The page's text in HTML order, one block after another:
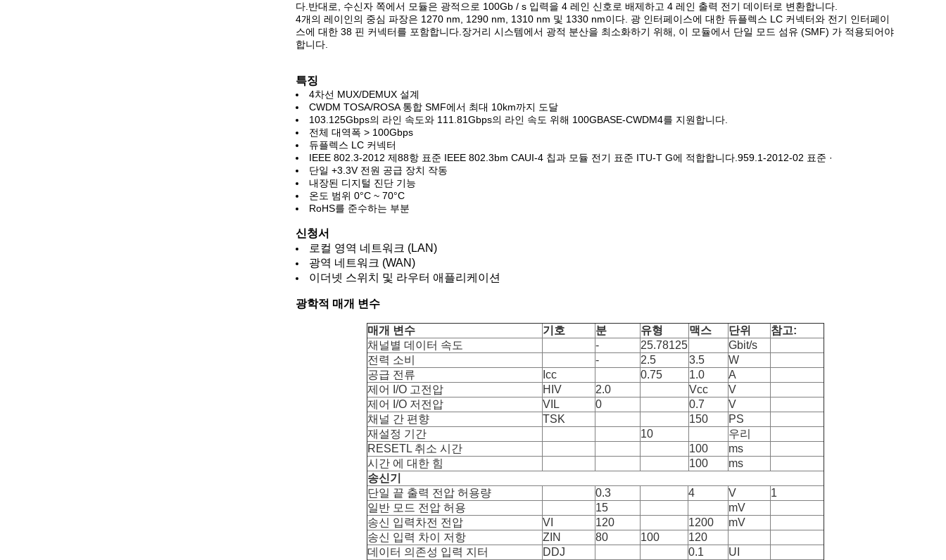
다.반대로, 수신자 쪽에서 모듈은 광적으로 100Gb / s 입력을 4 레인 신호로 배제하고 4 레인 출력 전기 데이터로 변환합니다.
4개의 레이인의 중심 파장은 1270 nm, 1290 nm, 1310 nm 및 1330 nm이다. 광 인터페이스에 대한 듀플렉스 LC 커넥터와 전기 인터페이
스에 대한 38 핀 커넥터를 포함합니다.장거리 시스템에서 광적 분산을 최소화하기 위해, 이 모듈에서 단일 모드 섬유 (SMF) 가 적용되어야
합니다.
특징
4차선 MUX/DEMUX 설계
CWDM TOSA/ROSA 통합 SMF에서 최대 10km까지 도달
103.125Gbps의 라인 속도와 111.81Gbps의 라인 속도 위해 100GBASE-CWDM4를 지원합니다.
전체 대역폭 > 100Gbps
듀플렉스 LC 커넥터
IEEE 802.3-2012 제88항 표준 IEEE 802.3bm CAUI-4 칩과 모듈 전기 표준 ITU-T G에 적합합니다.959.1-2012-02 표준 ·
단일 +3.3V 전원 공급 장치 작동
내장된 디지털 진단 기능
온도 범위 0°C ~ 70°C
RoHS를 준수하는 부분
신청서
로컬 영역 네트워크 (LAN)
광역 네트워크 (WAN)
이더넷 스위치 및 라우터 애플리케이션
광학적 매개 변수
매개 변수 기호 분 유형 맥스 단위
참고:
채널별 데이터 속도
- 25.78125
Gbit/s
전력 소비
- 2.5 3.5
W
공급 전류
Icc 0.75 1.0
A
제어 I/O 고전압
HIV 2.0 Vcc
V
제어 I/O 저전압
VIL 0 0.7
V
채널 간 편향
TSK 150
PS
재설정 기간
10
우리
RESETL 취소 시간
100
ms
시간 에 대한 힘
100
ms
송신기
단일 끝 출력 전압 허용량
0.3 4 V
1
일반 모드 전압 허용
15
mV
송신 입력차전 전압
VI 120 1200
mV
송신 입력 차이 저항
ZIN 80 100
120
데이터 의존성 입력 지터
DDJ 0.1
UI